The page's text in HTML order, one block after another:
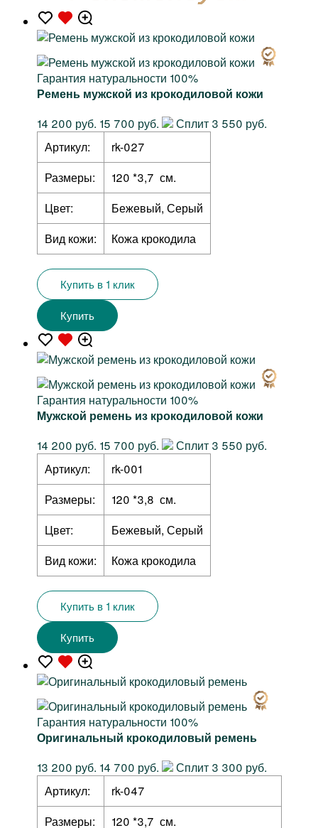
Гарантия натуральности 100%
Ремень мужской из крокодиловой кожи
14 200 руб. 15 700 руб.
Сплит 3 550 руб.
Артикул:
rk-027
Размеры:
120 *3,7 см.
Цвет:
Бежевый, Серый
Вид кожи:
Кожа крокодила
Купить в 1 клик
Купить
Гарантия натуральности 100%
Мужской ремень из крокодиловой кожи
14 200 руб. 15 700 руб.
Сплит 3 550 руб.
Артикул:
rk-001
Размеры:
120 *3,8 см.
Цвет:
Бежевый, Серый
Вид кожи:
Кожа крокодила
Купить в 1 клик
Купить
Гарантия натуральности 100%
Оригинальный крокодиловый ремень
13 200 руб. 14 700 руб.
Сплит 3 300 руб.
Артикул:
rk-047
Размеры:
120 *3,7 см.